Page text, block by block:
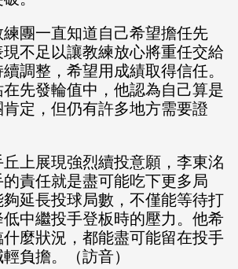
團一直知道自己希望擔任先
不足以讓教練放心將重任交給
調整，希望用成績取得信任。
先發輪值中，他認為自己算是
定，但仍有許多地方需要證
上展現強烈續投意願，李東洺
責任就是盡可能吃下更多局
延長投球局數，不僅能等待打
中繼投手登板時的壓力。他希
麼狀況，都能盡可能留在投手
負擔。（訪音）